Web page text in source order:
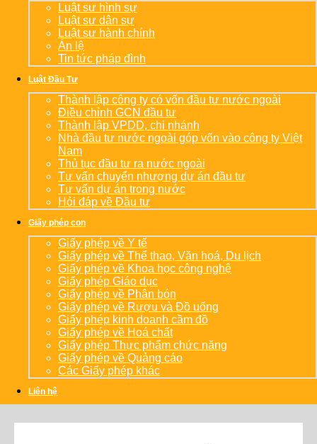
Luật sư hình sự
Luật sư dân sự
Luật sư hành chính
Án lệ
Tin tức pháp đình
Luật Đầu Tư
Thành lập công ty có vốn đầu tư nước ngoài
Điều chỉnh GCN đầu tư
Thành lập VPDD, chi nhánh
Nhà đầu tư nước ngoài góp vốn vào công ty Việt
Nam
Thủ tục đầu tư ra nước ngoài
Tư vấn chuyển nhượng dự án đầu tư
Tư vấn dự án trong nước
Hỏi đáp về Đầu tư
Giấy phép con
Giấy phép về Y tế
Giấy phép về Thể thao, Văn hoá, Du lịch
Giấy phép về Khoa học công nghệ
Giấy phép Giáo dục
Giấy phép về Phân bón
Giấy phép về Rượu và Đồ uống
Giấy phép kinh doanh cầm đồ
Giấy phép về Hoá chất
Giấy phép Thực phẩm chức năng
Giấy phép về Quảng cáo
Các Giấy phép khác
Liên hệ